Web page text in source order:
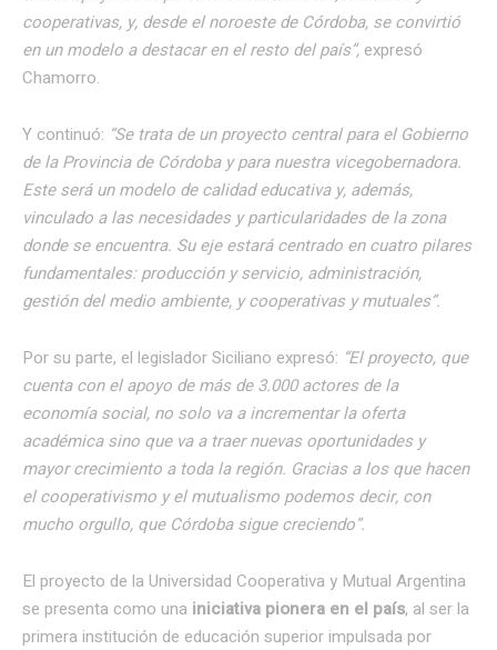
cooperativas, y, desde el noroeste de Córdoba, se convirtió
en un modelo a destacar en el resto del país”, expresó
Chamorro.
Y continuó: “Se trata de un proyecto central para el Gobierno
de la Provincia de Córdoba y para nuestra vicegobernadora.
Este será un modelo de calidad educativa y, además,
vinculado a las necesidades y particularidades de la zona
donde se encuentra. Su eje estará centrado en cuatro pilares
fundamentales: producción y servicio, administración,
gestión del medio ambiente, y cooperativas y mutuales”.
Por su parte, el legislador Siciliano expresó: “El proyecto, que
cuenta con el apoyo de más de 3.000 actores de la
economía social, no solo va a incrementar la oferta
académica sino que va a traer nuevas oportunidades y
mayor crecimiento a toda la región. Gracias a los que hacen
el cooperativismo y el mutualismo podemos decir, con
mucho orgullo, que Córdoba sigue creciendo”.
El proyecto de la Universidad Cooperativa y Mutual Argentina
se presenta como una iniciativa pionera en el país, al ser la
primera institución de educación superior impulsada por